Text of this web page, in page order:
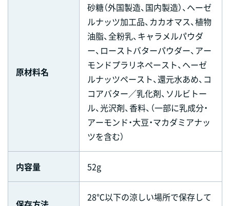
原材料名
砂糖（外国製造、国内製造）、ヘーゼ
ルナッツ加工品、カカオマス、植物
油脂、全粉乳、キャラメルパウダ
ー、ローストバターパウダー、アー
モンドプラリネペースト、ヘーゼ
ルナッツペースト、還元水あめ、コ
コアバター／乳化剤、ソルビトー
ル、光沢剤、香料、（一部に乳成分・
アーモンド・大豆・マカダミアナッ
ツを含む）
内容量 52g
28℃以下の涼しい場所で保存して